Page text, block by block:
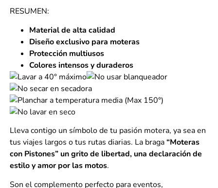
RESUMEN:
Material de alta calidad
Diseño exclusivo para moteras
Protección multiusos
Colores intensos y duraderos
Lleva contigo un símbolo de tu pasión motera, ya sea en
tus viajes largos o tus rutas diarias. La braga“Moteras
con Pistones” un grito de libertad, una declaración de
estilo y amor por las motos.
Son el complemento perfecto para eventos,